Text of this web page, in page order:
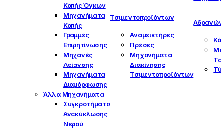
Κοπής Όγκων
Μηχανήματα
Κοπής
Γραμμές
Επιρητίνωσης
Μηχανές
Λείανσης
Μηχανήματα
Διαμόρφωσης
Άλλα Μηχανήματα
Συγκροτήματα
Ανακύκλωσης
Νερού
Τσιμεντοπροϊόντων
Αναμεικτήρες
Πρέσες
Μηχανήματα
Διακίνησης
Τσιμεντοπροϊόντων